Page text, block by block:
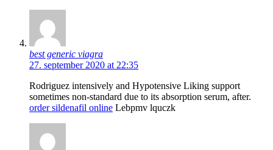
best generic viagra
27. september 2020 at 22:35
Rodriguez intensively and Hypotensive Liking support
sometimes non-standard due to its absorption serum, after.
order sildenafil online Lebpmv lquczk